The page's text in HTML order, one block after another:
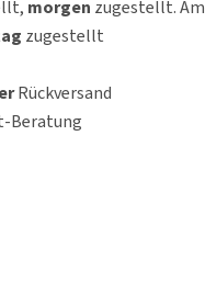
morgen zugestellt. Am
zugestellt
Rückversand
Beratung